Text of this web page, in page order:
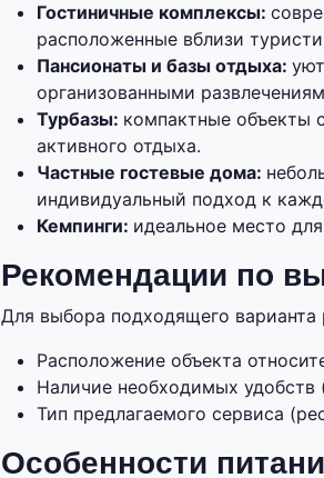
Гостиничные комплексы:
расположенные вблизи
Пансионаты и базы отдыха:
организованными
Турбазы: компактные объекты
активного отдыха.
Частные гостевые дома:
индивидуальный подход к
Кемпинги: идеальное место
Рекомендации по
Для выбора подходящего
Расположение объекта
Наличие необходимых удобств
Тип предлагаемого сервиса
Особенности